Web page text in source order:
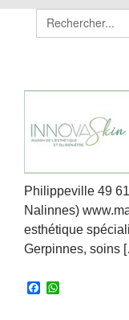
Search
for:
Philippeville 49
Nalinnes)
esthétique
Gerpinnes, soins
F